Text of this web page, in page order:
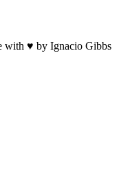
with ♥ by Ignacio Gibbs